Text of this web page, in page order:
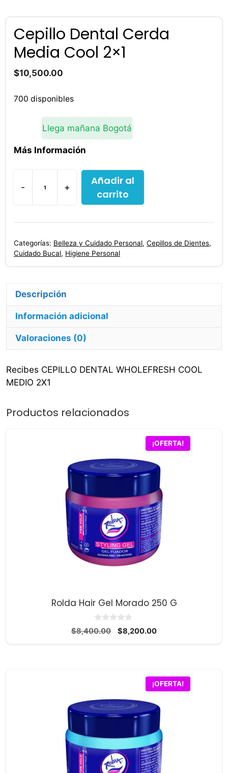
Cepillo Dental Cerda
Media Cool 2×1
$10,500.00
700 disponibles
Llega mañana Bogotá
Más Información
-
Cepillo
Dental
Cerda
Cool
+
Añadir al
carrito
Categorías: Belleza y Cuidado Personal, Cepillos de Dientes,
Cuidado Bucal, Higiene Personal
Descripción
Información adicional
Valoraciones (0)
Recibes CEPILLO DENTAL WHOLEFRESH COOL
MEDIO 2X1
Productos relacionados
¡OFERTA!
Rolda Hair Gel Morado 250 G
0
d
$8,400.00
El
$8,200.00El
¡OFERTA!